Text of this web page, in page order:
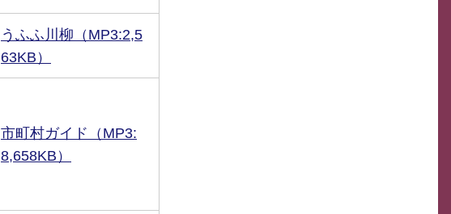
うふふ川柳（MP3:2,5
63KB）
市町村ガイド（MP3:
8,658KB）